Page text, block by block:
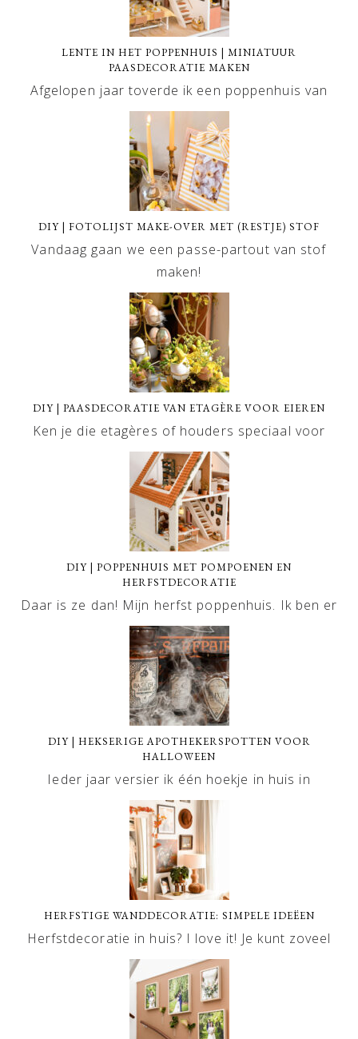
LENTE IN HET POPPENHUIS | MINIATUUR
PAASDECORATIE MAKEN
Afgelopen jaar toverde ik een poppenhuis van
DIY | FOTOLIJST MAKE-OVER MET (RESTJE) STOF
Vandaag gaan we een passe-partout van stof
maken!
DIY | PAASDECORATIE VAN ETAGÈRE VOOR EIEREN
Ken je die etagères of houders speciaal voor
DIY | POPPENHUIS MET POMPOENEN EN
HERFSTDECORATIE
Daar is ze dan! Mijn herfst poppenhuis. Ik ben er
DIY | HEKSERIGE APOTHEKERSPOTTEN VOOR
HALLOWEEN
Ieder jaar versier ik één hoekje in huis in
HERFSTIGE WANDDECORATIE: SIMPELE IDEËEN
Herfstdecoratie in huis? I love it! Je kunt zoveel